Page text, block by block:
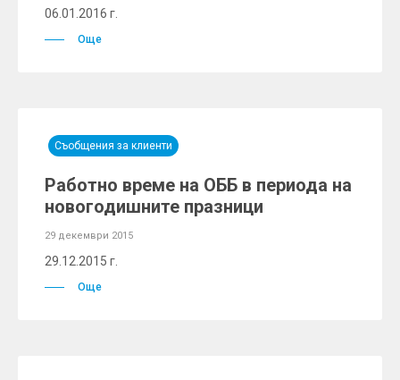
06.01.2016 г.
Още
Съобщения за клиенти
Работно време на ОББ в периода на
новогодишните празници
29 декември 2015
29.12.2015 г.
Още